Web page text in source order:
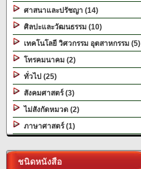
ศาสนาและปรัชญา (14)
ศิลปะและวัฒนธรรม (10)
เทคโนโลยี วิศวกรรม อุตสาหกรรม (5)
โทรคมนาคม (2)
ทั่วไป (25)
สังคมศาสตร์ (3)
ไม่สังกัดหมวด (2)
ภาษาศาสตร์ (1)
ชนิดหนังสือ